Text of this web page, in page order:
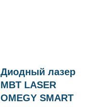
Диодный лазер
MBT LASER
OMEGY SMART